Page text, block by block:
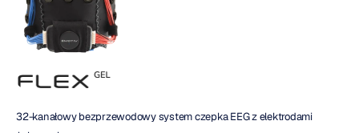
32-kanałowy bezprzewodowy system czepka EEG z elektrodami